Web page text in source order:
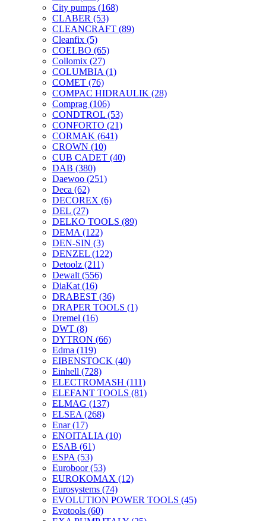
City pumps (168)
CLABER (53)
CLEANCRAFT (89)
Cleanfix (5)
COELBO (65)
Collomix (27)
COLUMBIA (1)
COMET (76)
COMPAC HIDRAULIK (28)
Comprag (106)
CONDTROL (53)
CONFORTO (21)
CORMAK (641)
CROWN (10)
CUB CADET (40)
DAB (380)
Daewoo (251)
Deca (62)
DECOREX (6)
DEL (27)
DELKO TOOLS (89)
DEMA (122)
DEN-SIN (3)
DENZEL (122)
Detoolz (211)
Dewalt (556)
DiaKat (16)
DRABEST (36)
DRAPER TOOLS (1)
Dremel (16)
DWT (8)
DYTRON (66)
Edma (119)
EIBENSTOCK (40)
Einhell (728)
ELECTROMASH (111)
ELEFANT TOOLS (81)
ELMAG (137)
ELSEA (268)
Enar(17)
ENOITALIA (10)
ESAB (61)
ESPA (53)
Euroboor(53)
EUROKOMAX (12)
Eurosystems (74)
EVOLUTION POWER TOOLS (45)
Evotools (60)